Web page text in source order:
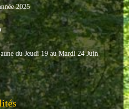
2025
du Jeudi 19 au Mardi 24 Juin